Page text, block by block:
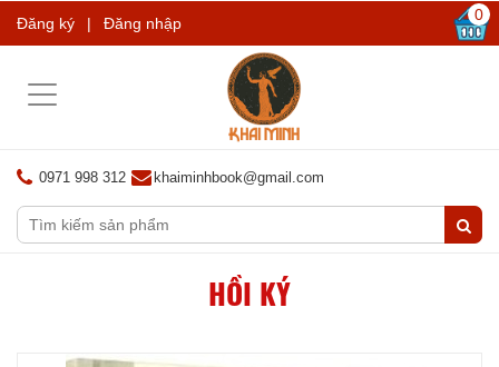
Đăng ký | Đăng nhập 0
Toggle
0971 998 312 khaiminhbook@gmail.com
HỒI KÝ